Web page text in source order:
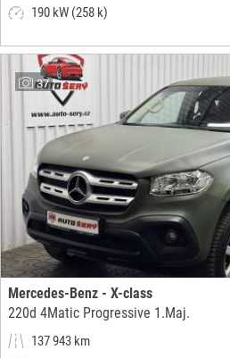
190 kW (258 k)
37
Mercedes-Benz - X-class
220d 4Matic Progressive 1.Maj.
137 943 km